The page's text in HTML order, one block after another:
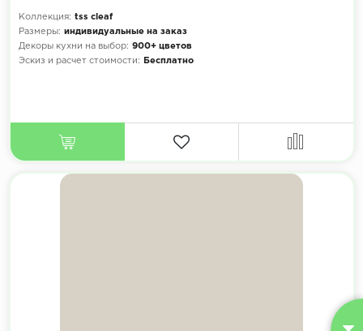
Коллекция: tss cleaf
Размеры: индивидуальные на заказ
Декоры кухни на выбор: 900+ цветов
Эскиз и расчет стоимости:
Бесплатно